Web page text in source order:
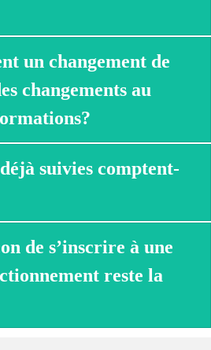
un changement de
changements au
suivies comptent-
de s’inscrire à une
reste la